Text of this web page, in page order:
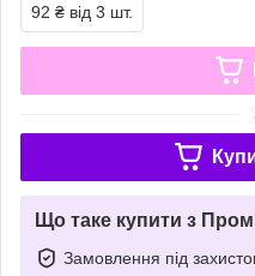
92 ₴ від 3 шт.
Що таке купити з
Замовлення під